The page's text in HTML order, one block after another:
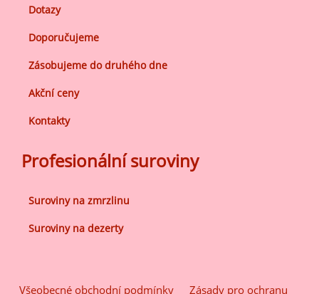
Dotazy
Doporučujeme
Zásobujeme do druhého dne
Akční ceny
Kontakty
Profesionální suroviny
Suroviny na zmrzlinu
Suroviny na dezerty
Všeobecné obchodní podmínky Zásady pro ochranu